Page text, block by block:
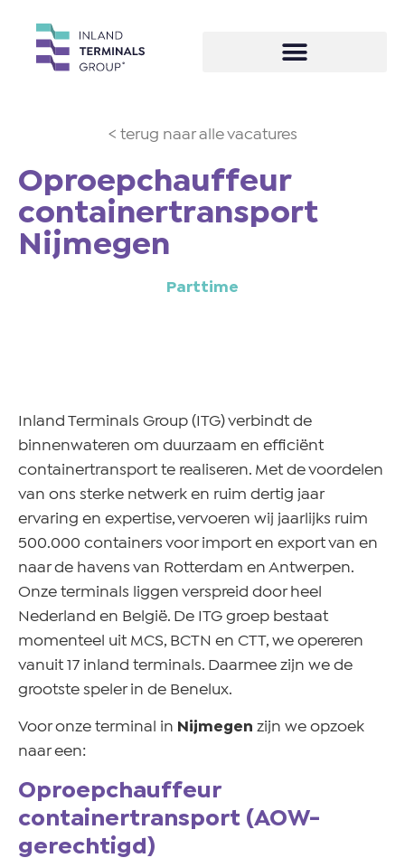
< terug naar alle vacatures
Oproepchauffeur
containertransport
Nijmegen
Parttime
Inland Terminals Group (ITG) verbindt de
binnenwateren om duurzaam en efficiënt
containertransport te realiseren. Met de voordelen
van ons sterke netwerk en ruim dertig jaar
ervaring en expertise, vervoeren wij jaarlijks ruim
500.000 containers voor import en export van en
naar de havens van Rotterdam en Antwerpen.
Onze terminals liggen verspreid door heel
Nederland en België. De ITG groep bestaat
momenteel uit MCS, BCTN en CTT, we opereren
vanuit 17 inland terminals. Daarmee zijn we de
grootste speler in de Benelux.
Voor onze terminal in Nijmegen zijn we opzoek
naar een:
Oproepchauffeur
containertransport (AOW-
gerechtigd)